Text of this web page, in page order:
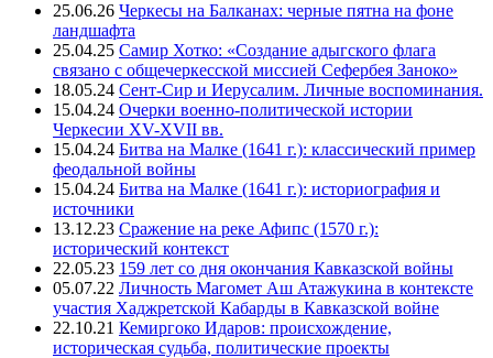
25.06.26 Черкесы на Балканах: черные пятна на фоне
ландшафта
25.04.25 Самир Хотко: «Создание адыгского флага
связано с общечеркесской миссией Сефербея Заноко»
18.05.24 Сент-Сир и Иерусалим. Личные воспоминания.
15.04.24 Очерки военно-политической истории
Черкесии XV-XVII вв.
15.04.24 Битва на Малке (1641 г.): классический пример
феодальной войны
15.04.24 Битва на Малке (1641 г.): историография и
источники
13.12.23 Сражение на реке Афипс (1570 г.):
исторический контекст
22.05.23 159 лет со дня окончания Кавказской войны
05.07.22 Личность Магомет Аш Атажукина в контексте
участия Хаджретской Кабарды в Кавказской войне
22.10.21 Кемиргоко Идаров: происхождение,
историческая судьба, политические проекты